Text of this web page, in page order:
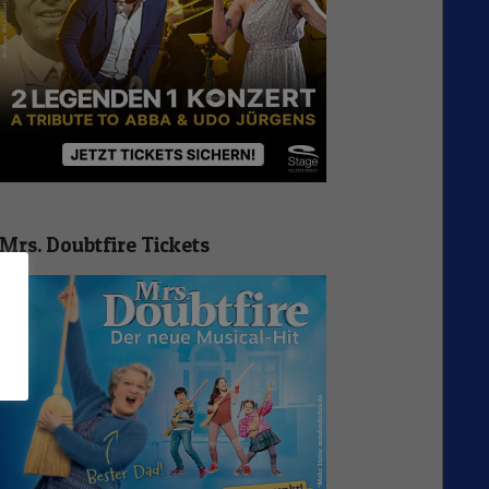
Mrs. Doubtfire Tickets